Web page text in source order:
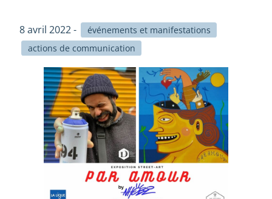
8 avril 2022 -
événements et manifestations
actions de communication